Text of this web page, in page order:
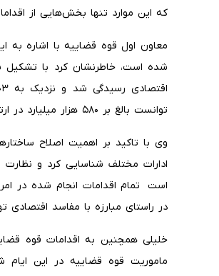
که این موارد تنها بخش‌هایی از
معاون اول قوه قضاییه با اشاره به
توانست بالغ بر ۵۸۰ هزار میلیارد در ارتباط با پرونده‌های کلان اقتصادی به بیت المال بازگرداند.
ادارات مختلف شناسایی کرد و نظارت
است تمام اقدامات انجام شده در
در راستای مبارزه با مفاسد
ماموریت قوه قضاییه در این